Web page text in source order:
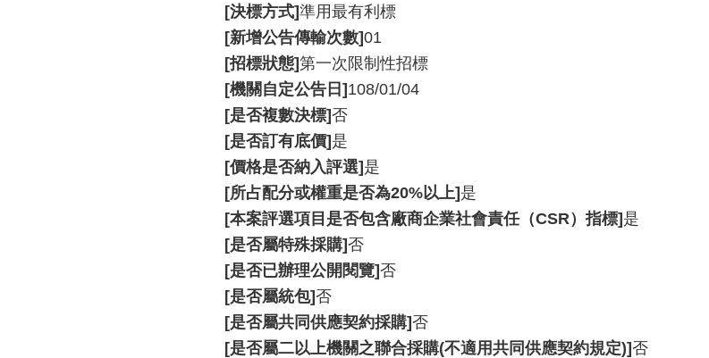
[決標方式]準用最有利標
[新增公告傳輸次數]01
[招標狀態]第一次限制性招標
[機關自定公告日] 108/01/04
[是否複數決標]否
[是否訂有底價] 是
[價格是否納入評選] 是
[所占配分或權重是否為20%以上] 是
[本案評選項目是否包含廠商企業社會責任（CSR）指標] 是
[是否屬特殊採購]否
[是否已辦理公開閱覽]否
[是否屬統包]否
[是否屬共同供應契約採購]否
[是否屬二以上機關之聯合採購(不適用共同供應契約規定)]否